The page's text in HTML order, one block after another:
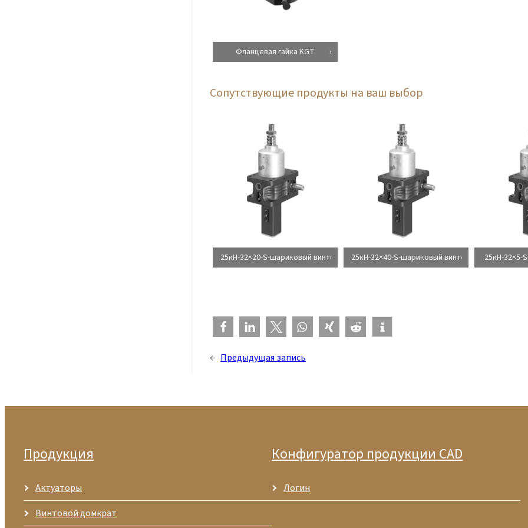
Фланцевая гайка KGT
Сопутствующие продукты на ваш выбор
25кН-32×20-S-шариковый винт 25кН-32×40-S-шариковый винт 25кН-32×5-
← Предыдущая запись
Продукция
Актуаторы
Винтовой домкрат
Конфигуратор продукции CAD
Логин